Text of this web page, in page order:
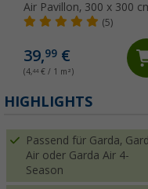
Air Pavillon, 300 x 300
(5)
39,99 €
(4,44 € / 1 m²)
HIGHLIGHTS
Passend für Garda,
Air oder Garda Air 4-
Season